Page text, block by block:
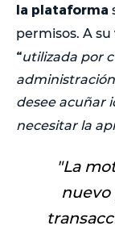
la plataforma
permisos. A su
“utilizada por
desee acuñar
necesitar la
"La
nuevo